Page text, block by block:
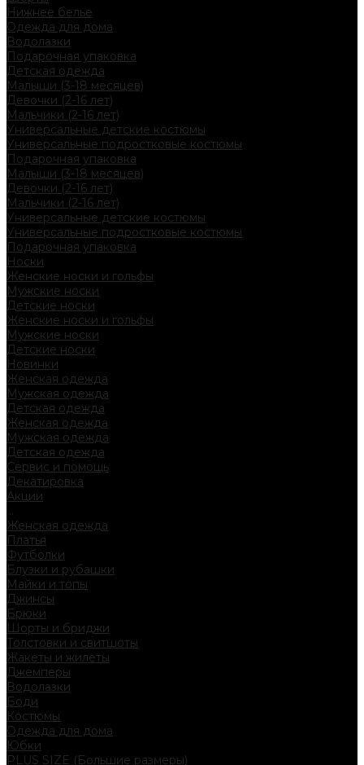
Нижнее белье
Одежда для дома
Водолазки
Подарочная упаковка
Детская одежда
Малыши (3-18 месяцев)
Девочки (2-16 лет)
Мальчики (2-16 лет)
Универсальные детские костюмы
Универсальные подростковые костюмы
Подарочная упаковка
Малыши (3-18 месяцев)
Девочки (2-16 лет)
Мальчики (2-16 лет)
Универсальные детские костюмы
Универсальные подростковые костюмы
Подарочная упаковка
Носки
Женские носки и гольфы
Мужские носки
Детские носки
Женские носки и гольфы
Мужские носки
Детские носки
Новинки
Женская одежда
Мужская одежда
Детская одежда
Женская одежда
Мужская одежда
Детская одежда
Сервис и помощь
Декатировка
Акции
...
Женская одежда
Платья
Футболки
Блузки и рубашки
Майки и топы
Джинсы
Брюки
Шорты и бриджи
Толстовки и свитшоты
Жакеты и жилеты
Джемперы
Водолазки
Боди
Костюмы
Одежда для дома
Юбки
PLUS SIZE (Большие размеры)